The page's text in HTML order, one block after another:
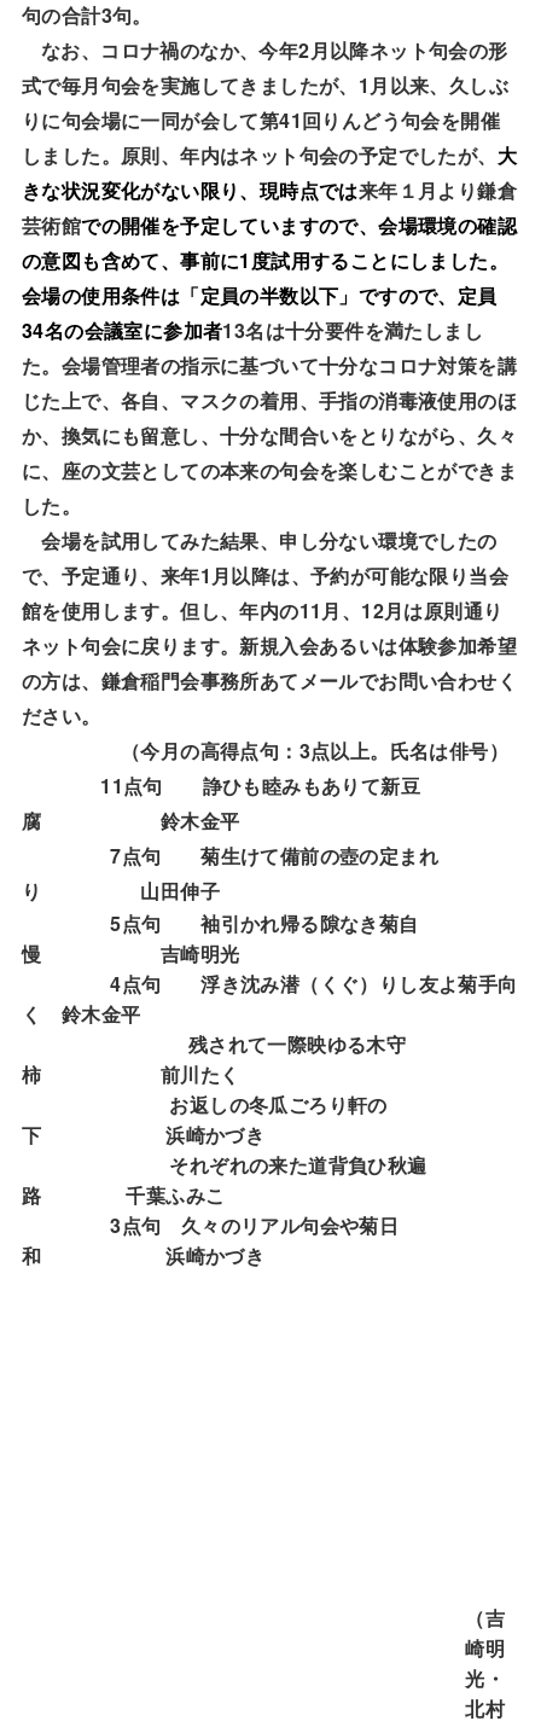
句の合計3句。
なお、コロナ禍のなか、今年2 月以降ネット句会の形
式で毎月句会を実施してきましたが、 1 月以来、久しぶ
りに句会場に一同が会して第41 回りんどう句会を開催
しました。原則、年内はネット句会の予定でしたが、 大
きな状況変化がない限り、現時点では来年１月より鎌倉
芸術館での開催を予定していますので、会場環境の確認
の意図も含めて、事前に1 度試用することにしました。
会場の使用条件は「定員の半数以下」ですので、定員
34名の会議室に参加者13名は十分要件を満たしまし
た。会場管理者の指示に基づいて十分なコロナ対策を講
じた上で、各自、マスクの着用、手指の消毒液使用のほ
か、換気にも留意し、十分な間合いをとりながら、久々
に、座の文芸としての本来の句会を楽しむことができま
した。
会場を試用してみた結果、申し分ない環境でしたの
で、予定通り、来年1 月以降は、予約が可能な限り当会
館を使用します。但し、年内の11 月、 12月は原則通り
ネット句会に戻ります。 新規入会あるいは体験参加希望
の方は、鎌倉稲門会事務所あてメールでお問い合わせく
ださい。
（今月の高得点句： 3点以上。氏名は俳号）
11 点句 諍ひも睦みもありて新豆
腐 鈴木金平
7点句 菊生けて備前の壺の定まれ
り 山田伸子
5点句 袖引かれ帰る隙なき菊自
慢 吉崎明光
4点句 浮き沈み潜（くぐ）りし友よ菊手向
く 鈴木金平
残されて一際映ゆる木守
柿 前川たく
お返しの冬瓜ごろり軒の
下 浜崎かづき
それぞれの来た道背負ひ秋遍
路 千葉ふみこ
3点句 久々のリアル句会や菊日
和浜崎かづき
（吉
崎明
光・
北村